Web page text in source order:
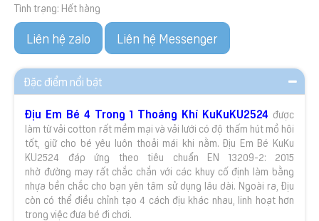
Tình trạng: Hết hàng
Liên hệ zalo Liên hệ Messenger
Đặc điểm nổi bật
Địu Em Bé 4 Trong 1 Thoáng Khí KuKuKU2524 được
làm từ vải cotton rất mềm mại và vải lưới có độ thấm hút mồ hôi
tốt, giữ cho bé yêu luôn thoải mái khi nằm. Địu Em Bé KuKu
KU2524 đáp ứng theo tiêu chuẩn EN 13209-2: 2015
nhờ đường may rất chắc chắn với các khuy cố định làm bằng
nhựa bền chắc cho bạn yên tâm sử dụng lâu dài. Ngoài ra, Địu
còn có thể điều chỉnh tạo 4 cách địu khác nhau, linh hoạt hơn
trong việc đưa bé đi chơi.